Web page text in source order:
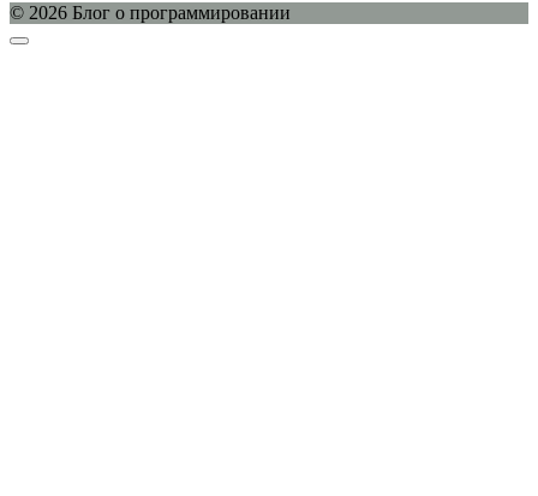
© 2026 Блог о программировании